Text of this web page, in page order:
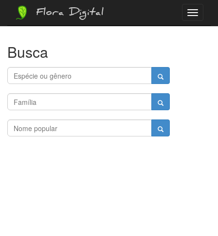
Menu
Flora Digital
Busca